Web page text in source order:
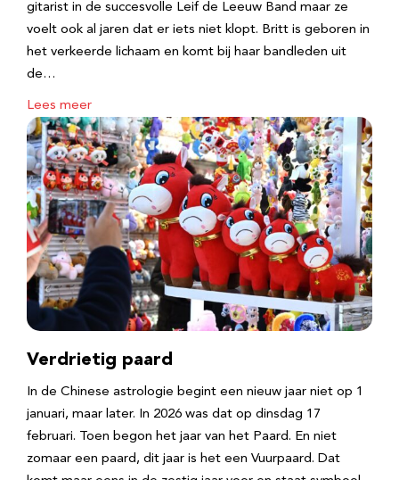
gitarist in de succesvolle Leif de Leeuw Band maar ze
voelt ook al jaren dat er iets niet klopt. Britt is geboren in
het verkeerde lichaam en komt bij haar bandleden uit
de…
Lees meer
Verdrietig paard
In de Chinese astrologie begint een nieuw jaar niet op 1
januari, maar later. In 2026 was dat op dinsdag 17
februari. Toen begon het jaar van het Paard. En niet
zomaar een paard, dit jaar is het een Vuurpaard. Dat